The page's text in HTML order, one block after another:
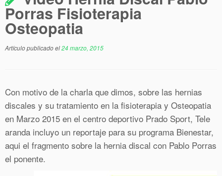
Porras Fisioterapia
Osteopatia
Artículo publicado el24 marzo, 2015
Con motivo de la charla que dimos, sobre las hernias
discales y su tratamiento en la fisioterapia y Osteopatia
en Marzo 2015 en el centro deportivo Prado Sport, Tele
aranda incluyo un reportaje para su programa Bienestar,
aqui el fragmento sobre la hernia discal con Pablo Porras
el ponente.